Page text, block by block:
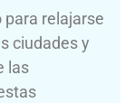
para relajarse
ciudades y
las